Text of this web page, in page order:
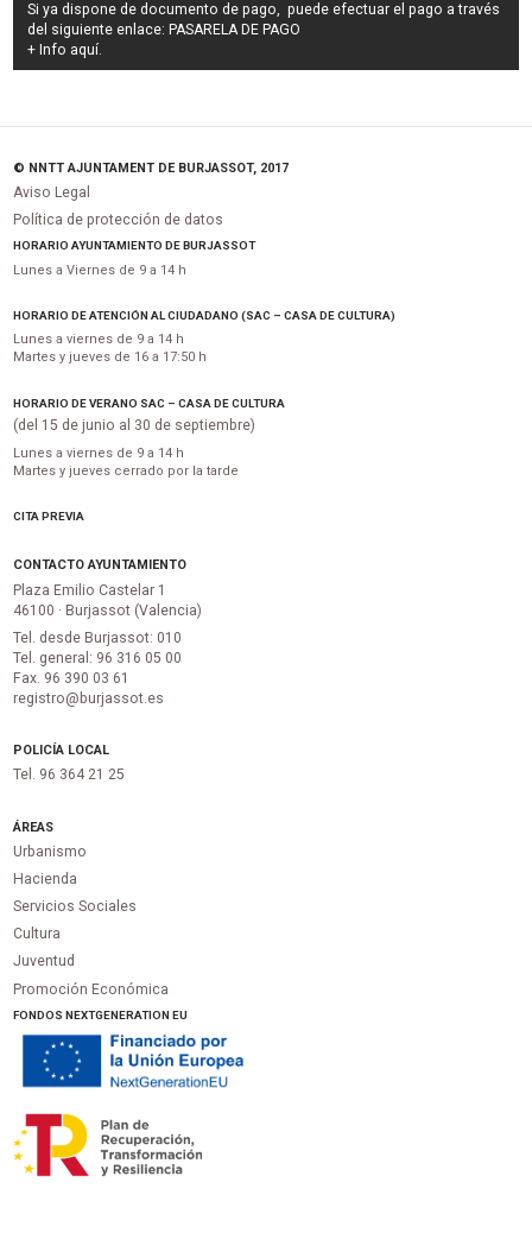
Si ya dispone de documento de pago, puede efectuar el pago a través
del siguiente enlace: PASARELA DE PAGO
+ Info aquí.
© NNTT AJUNTAMENT DE BURJASSOT, 2017
Aviso Legal
Política de protección de datos
HORARIO AYUNTAMIENTO DE BURJASSOT
Lunes a Viernes de 9 a 14 h
HORARIO DE ATENCIÓN AL CIUDADANO (SAC – CASA DE CULTURA)
Lunes a viernes de 9 a 14 h
Martes y jueves de 16 a 17:50 h
HORARIO DE VERANO SAC – CASA DE CULTURA
(del 15 de junio al 30 de septiembre)
Lunes a viernes de 9 a 14 h
Martes y jueves cerrado por la tarde
CITA PREVIA
CONTACTO AYUNTAMIENTO
Plaza Emilio Castelar 1
46100 · Burjassot (Valencia)
Tel. desde Burjassot: 010
Tel. general: 96 316 05 00
Fax. 96 390 03 61
registro@burjassot.es
POLICÍA LOCAL
Tel. 96 364 21 25
ÁREAS
Urbanismo
Hacienda
Servicios Sociales
Cultura
Juventud
Promoción Económica
FONDOS NEXTGENERATION EU